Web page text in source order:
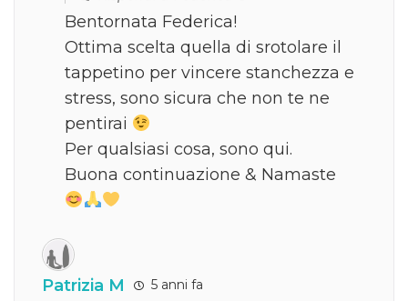
Bentornata Federica!
Ottima scelta quella di srotolare il
tappetino per vincere stanchezza e
stress, sono sicura che non te ne
pentirai
Per qualsiasi cosa, sono qui.
Buona continuazione & Namaste
Patrizia M 5 anni fa